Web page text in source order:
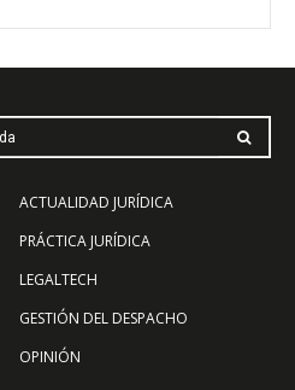
ACTUALIDAD JURÍDICA
PRÁCTICA JURÍDICA
LEGALTECH
GESTIÓN DEL DESPACHO
OPINIÓN